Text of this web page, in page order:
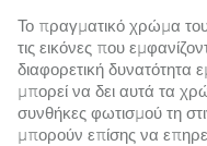
Το πραγματικό χρώμα
τις εικόνες που
διαφορετική
μπορεί να δει αυτά τα
συνθήκες φωτισμού τη
μπορούν επίσης να